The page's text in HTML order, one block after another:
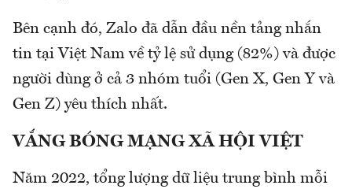
Bên cạnh đó, Zalo đã dẫn đầu nền tảng nhắn
tin tại Việt Nam về tỷ lệ sử dụng (82%) và được
người dùng ở cả 3 nhóm tuổi (Gen X, Gen Y và
Gen Z) yêu thích nhất.
VẮNG BÓNG MẠNG XÃ HỘI VIỆT
Năm 2022, tổng lượng dữ liệu trung bình mỗi